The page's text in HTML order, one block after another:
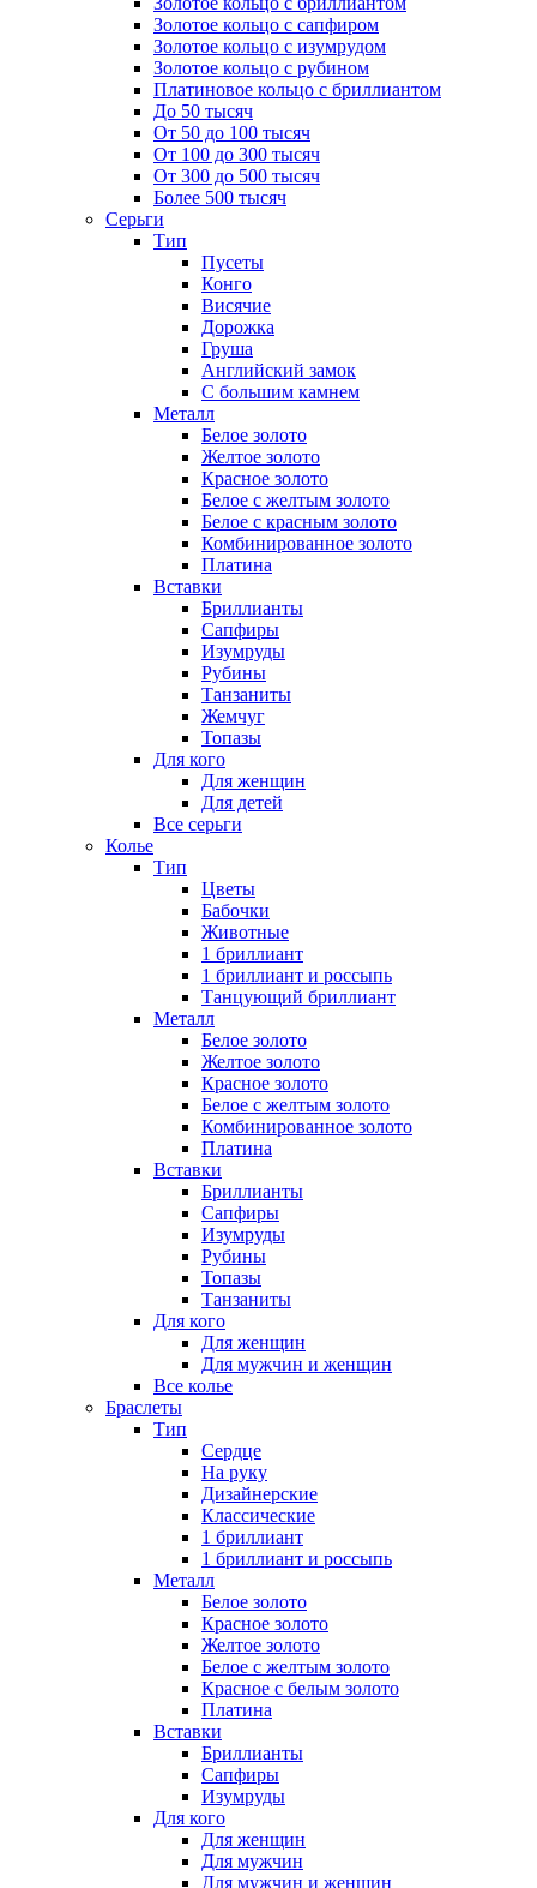
Золотое кольцо с сапфиром
Золотое кольцо с изумрудом
Золотое кольцо с рубином
Платиновое кольцо с бриллиантом
До 50 тысяч
От 50 до 100 тысяч
От 100 до 300 тысяч
От 300 до 500 тысяч
Более 500 тысяч
Серьги
Тип
Пусеты
Конго
Висячие
Дорожка
Груша
Английский замок
С большим камнем
Металл
Белое золото
Желтое золото
Красное золото
Белое с желтым золото
Белое с красным золото
Комбинированное золото
Платина
Вставки
Бриллианты
Сапфиры
Изумруды
Рубины
Танзаниты
Жемчуг
Топазы
Для кого
Для женщин
Для детей
Все серьги
Колье
Тип
Цветы
Бабочки
Животные
1 бриллиант
1 бриллиант и россыпь
Танцующий бриллиант
Металл
Белое золото
Желтое золото
Красное золото
Белое с желтым золото
Комбинированное золото
Платина
Вставки
Бриллианты
Сапфиры
Изумруды
Рубины
Топазы
Танзаниты
Для кого
Для женщин
Для мужчин и женщин
Все колье
Браслеты
Тип
Сердце
На руку
Дизайнерские
Классические
1 бриллиант
1 бриллиант и россыпь
Металл
Белое золото
Красное золото
Желтое золото
Белое с желтым золото
Красное с белым золото
Платина
Вставки
Бриллианты
Сапфиры
Изумруды
Для кого
Для женщин
Для мужчин
Для мужчин и женщин